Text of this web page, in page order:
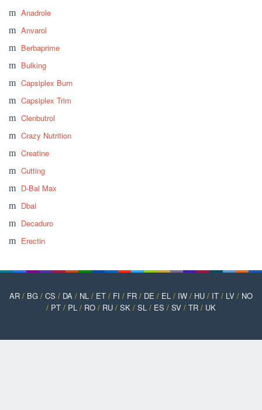
Anadrole
Anvarol
Berbaprime
Bulking
Capsiplex Burn
Capsiplex Trim
Clenbutrol
Crazy Nutrition
Creatine
Cutting
D-Bal Max
Dbal
Decaduro
Erectin
AR / BG / CS / DA / NL / ET / FI / FR / DE / EL / IW / HU / IT / LV / NO
/ PT / PL / RO / RU / SK / SL / ES / SV / TR / UK